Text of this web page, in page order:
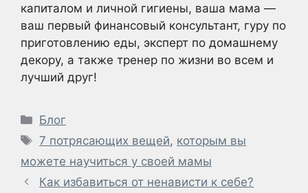
капиталом и личной гигиены, ваша мама —
ваш первый финансовый консультант, гуру по
приготовлению еды, эксперт по домашнему
декору, а также тренер по жизни во всем и
лучший друг!
Рубрики
Блог
Метки
7 потрясающих вещей, которым вы
можете научиться у своей мамы
Как избавиться от ненависти к себе?